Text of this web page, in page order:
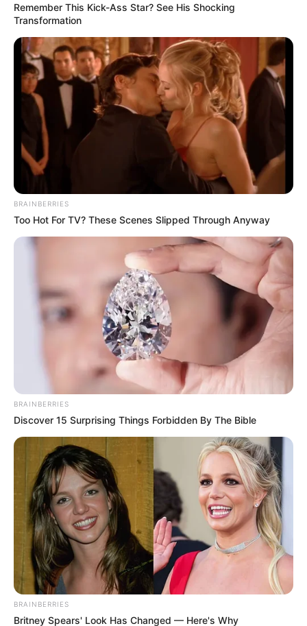
Remember This Kick-Ass Star? See His Shocking
Transformation
BRAINBERRIES
Too Hot For TV? These Scenes Slipped Through Anyway
BRAINBERRIES
Discover 15 Surprising Things Forbidden By The Bible
BRAINBERRIES
Britney Spears' Look Has Changed — Here's Why